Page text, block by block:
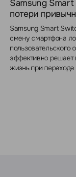
Samsung
потери
Samsung Smart
смену смартфона
эффективно решает
жизнь при переходе